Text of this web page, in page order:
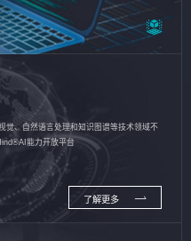
觉、自然语言处理和知识图谱等技术领域不
能力开放平台
了解更多